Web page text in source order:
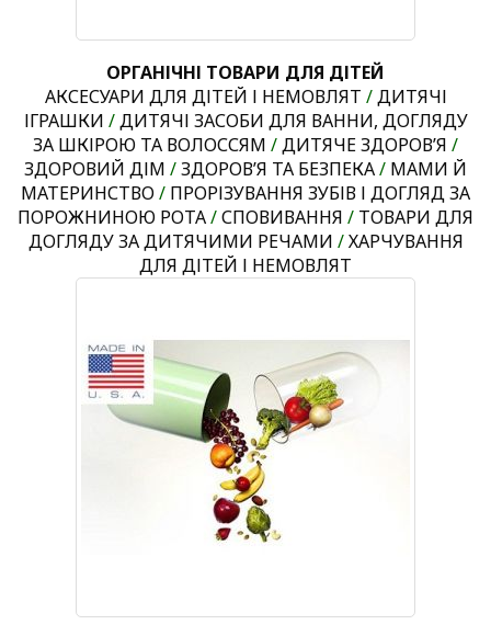
ОРГАНІЧНІ ТОВАРИ ДЛЯ ДІТЕЙ
АКСЕСУАРИ ДЛЯ ДІТЕЙ І НЕМОВЛЯТ /ДИТЯЧІ
ІГРАШКИ /ДИТЯЧІ ЗАСОБИ ДЛЯ ВАННИ, ДОГЛЯДУ
ЗА ШКІРОЮ ТА ВОЛОССЯМ /ДИТЯЧЕ ЗДОРОВ’Я /
ЗДОРОВИЙ ДІМ /ЗДОРОВ’Я ТА БЕЗПЕКА/ МАМИ Й
МАТЕРИНСТВО/ ПРОРІЗУВАННЯ ЗУБІВ І ДОГЛЯД ЗА
ПОРОЖНИНОЮ РОТА/СПОВИВАННЯ / ТОВАРИ ДЛЯ
ДОГЛЯДУ ЗА ДИТЯЧИМИ РЕЧАМИ /ХАРЧУВАННЯ
ДЛЯ ДІТЕЙ І НЕМОВЛЯТ